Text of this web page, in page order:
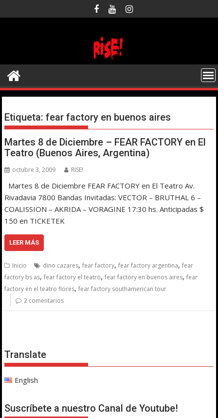
al
Etiqueta:fear factory en buenos aires
Martes 8 de Diciembre – FEAR FACTORY en El
Teatro (Buenos Aires, Argentina)
octubre 3, 2009 RISE!
Martes 8 de Diciembre FEAR FACTORY en El Teatro Av.
Rivadavia 7800 Bandas Invitadas: VECTOR – BRUTHAL 6 –
COALISSION – AKRIDA – VORAGINE 17:30 hs. Anticipadas $
150 en TICKETEK
LEER MÁS
Inicio dino cazares,fear factory,fear factory argentina,fear
factory bs as,fear factory el teatro,fear factory en buenos aires,fear
factory en el teatro flores,fear factory southamerican tour
2 comentarios
Translate
English
Suscríbete a nuestro Canal de Youtube!